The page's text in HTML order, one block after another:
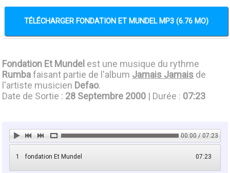
TÉLÉCHARGER FONDATION ET MUNDEL MP3 (6.76 MO)
Fondation Et Mundel est une musique du rythme
Rumbafaisant partie de l'album Jamais Jamais de
l'artiste musicien Defao.
Date de Sortie : 28 Septembre 2000 | Durée : 07:23
00:00 / 07:23
1 07:23
fondation Et Mundel